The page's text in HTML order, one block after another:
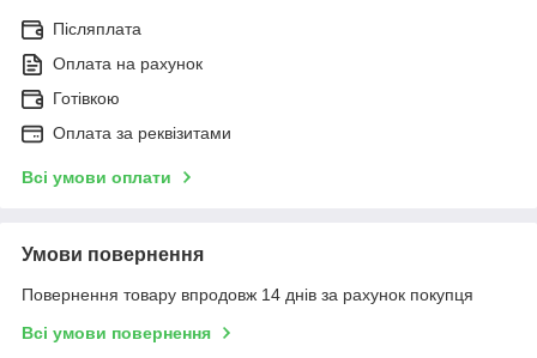
Післяплата
Оплата на рахунок
Готівкою
Оплата за реквізитами
Всі умови оплати
Умови повернення
Повернення товару впродовж 14 днів за рахунок покупця
Всі умови повернення